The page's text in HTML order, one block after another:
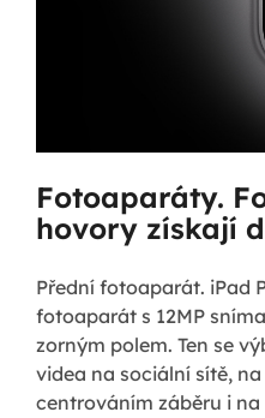
Fotoaparáty.
hovory získají
Přední fotoaparát. iPad
fotoaparát s 12MP
zorným polem. Ten se
videa na sociální sítě,
centrováním záběru i